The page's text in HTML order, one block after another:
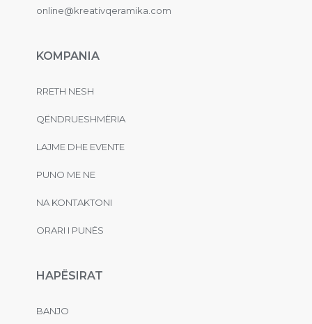
online@kreativqeramika.com
KOMPANIA
RRETH NESH
QËNDRUESHMËRIA
LAJME DHE EVENTE
PUNO ME NE
NA KONTAKTONI
ORARI I PUNËS
HAPËSIRAT
BANJO